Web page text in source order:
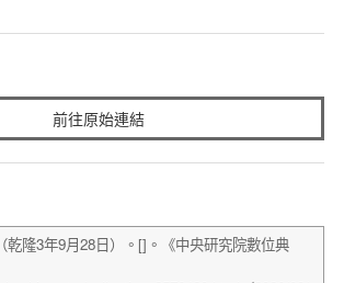
前往原始連結